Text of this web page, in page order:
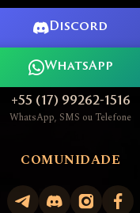
Discord
WhatsApp
+55 (17) 99262-1516
WhatsApp, SMS ou Telefone
COMUNIDADE